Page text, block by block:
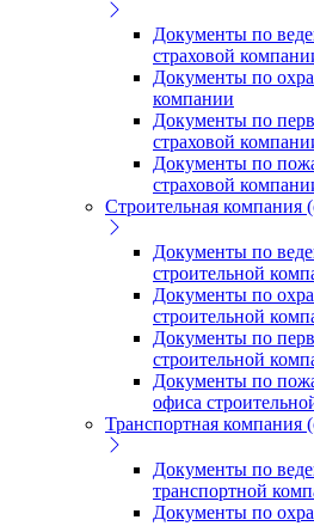
Документы по
страховой
Документы по
компании
Документы по
страховой
Документы по
страховой
Строительная компания
Документы по
строительной
Документы по
строительной
Документы по
строительной
Документы по
офиса
Транспортная компания
Документы по
транспортной
Документы по